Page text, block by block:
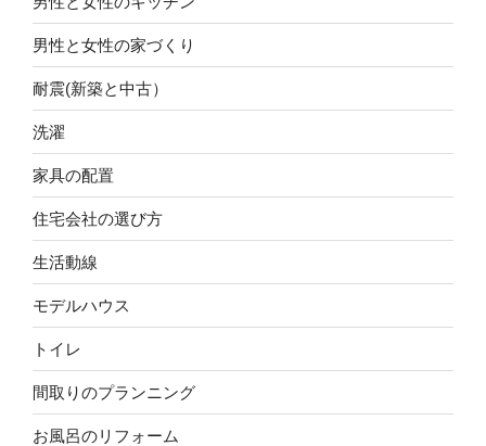
男性と女性の家づくり
耐震(新築と中古）
洗濯
家具の配置
住宅会社の選び方
生活動線
モデルハウス
トイレ
間取りのプランニング
お風呂のリフォーム